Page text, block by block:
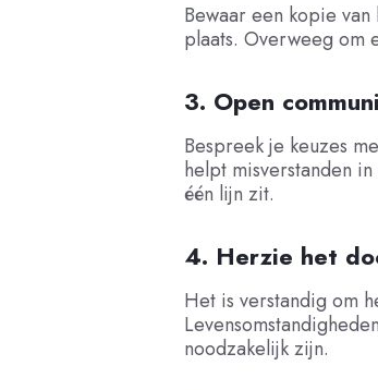
Bewaar een kopie
plaats. Overweeg om
3. Open
Bespreek je keuzes
helpt misverstanden
één lijn zit.
4. Herzie het
Het is verstandig om
noodzakelijk zijn.